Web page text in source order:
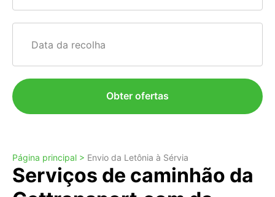
Data da recolha
Obter ofertas
Página principal > Envio da Letônia à Sérvia
Serviços de caminhão da